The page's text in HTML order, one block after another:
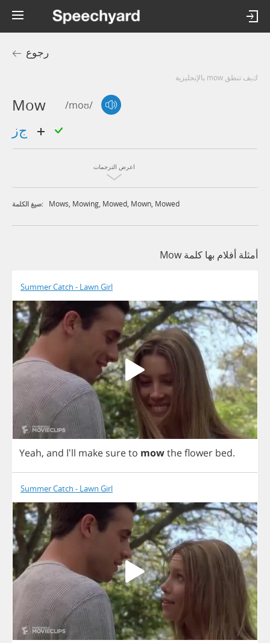
رجوع
كيف تنطق mow بالإنجليزية
Mow /moʊ/
اعرض الترجمات
صيغ الكلمة: Mows, Mowing, Mowed, Mown, Mowed
أمثلة أفلام بها كلمة Mow
Summer Catch - Lawn Girl
Yeah, and I'll make sureto mowtheflower bed.
Summer Catch - Lawn Girl